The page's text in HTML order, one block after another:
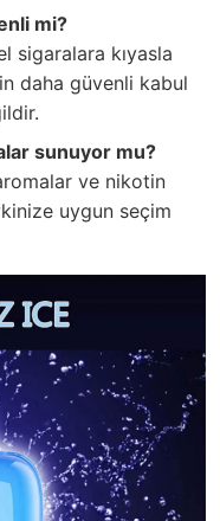
mi?
sigaralara kıyasla
daha güvenli kabul
sunuyor mu?
ve nikotin
uygun seçim